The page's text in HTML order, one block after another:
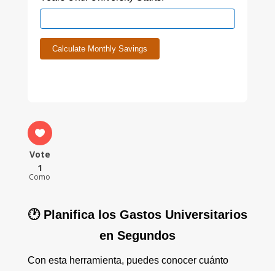
Calculate Monthly Savings
Vote
1
Como
🕐 Planifica los Gastos Universitarios
en Segundos
Con esta herramienta, puedes conocer cuánto